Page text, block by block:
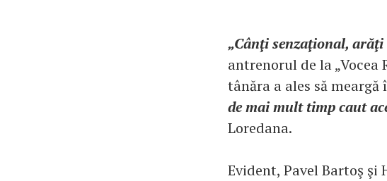
„Cânţi senzaţional,
antrenorul de la
tânăra a ales să
de mai mult timp caut
Loredana.
Evident, Pavel Bartoş şi